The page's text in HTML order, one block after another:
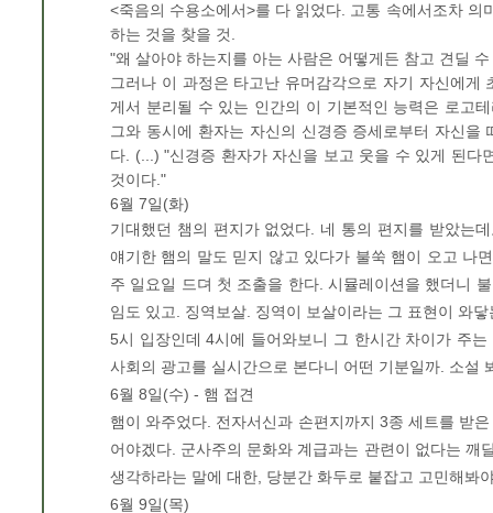
<죽음의 수용소에서>를 다 읽었다. 고통 속에서조차
하는 것을 찾을 것.
"왜 살아야 하는지를 아는 사람은 어떻게든 참고 견딜
그러나 이 과정은 타고난 유머감각으로 자기 자신에
게서 분리될 수 있는 인간의 이 기본적인 능력은 로고
그와 동시에 환자는 자신의 신경증 증세로부터 자신
다. (...) "신경증 환자가 자신을 보고 웃을 수 있게 된
것이다."
6월 7일(화)
기대했던 챔의 편지가 없었다. 네 통의 편지를 받았는
얘기한 햄의 말도 믿지 않고 있다가 불쑥 햄이 오고 나
주 일요일 드뎌 첫 조출을 한다. 시뮬레이션을 했더니
임도 있고. 징역보살. 징역이 보살이라는 그 표현이 와닿
5시 입장인데 4시에 들어와보니 그 한시간 차이가 주
사회의 광고를 실시간으로 본다니 어떤 기분일까. 소설
6월 8일(수) - 햄 접견
햄이 와주었다. 전자서신과 손편지까지 3종 세트를 받
어야겠다. 군사주의 문화와 계급과는 관련이 없다는
생각하라는 말에 대한, 당분간 화두로 붙잡고 고민해봐
6월 9일(목)